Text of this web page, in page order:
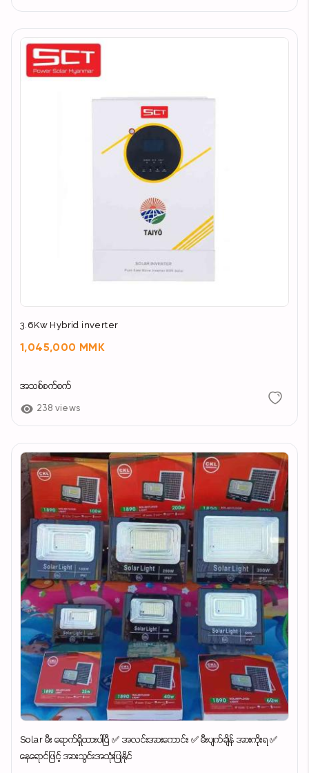
3.6Kw Hybrid inverter
1,045,000 MMK
အသစ်စက်စက်
238 views
Solar မီး ရောက်ရှိထားပါပြီ ✅ အလင်းအားကောင်း ✅ မီးပျက်ချိန် အားကိုးရ ✅
နေရောင်ဖြင့် အားသွင်းအသုံးပြုနိုင်